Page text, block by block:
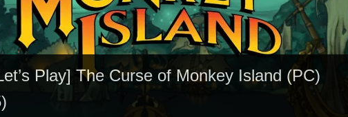
Play] The Curse of Monkey Island (PC)